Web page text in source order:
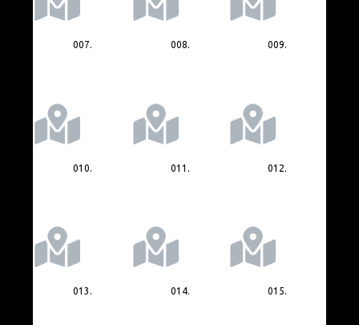
007. 008. 009.
010. 011. 012.
013. 014. 015.